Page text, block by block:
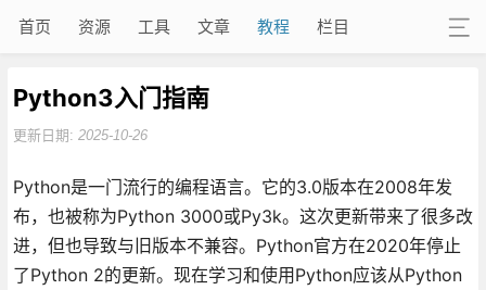
首页 资源 工具 文章 教程 栏目
Python3入门指南
更新日期: 2025-10-26
Python是一门流行的编程语言。它的3.0版本在2008年发
布，也被称为Python 3000或Py3k。这次更新带来了很多改
进，但也导致与旧版本不兼容。Python官方在2020年停止
了Python 2的更新。现在学习和使用Python应该从Python